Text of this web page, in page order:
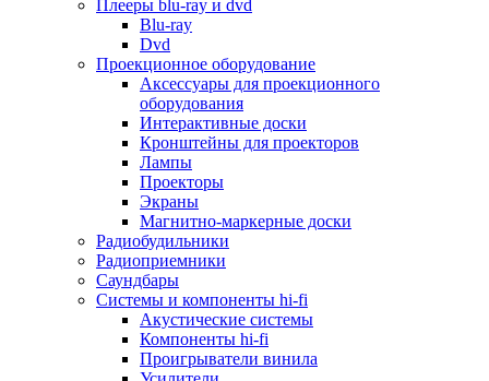
Дополнительные принадлежности
Телевизоры и аксессуары
Телевизоры
Аксессуары для телевизоров
Комплекты спутникового тв
Кронштейны и подставки для тв
Приставки smart box
Прочие аксессуары для тв
Пульты ду
Тв антенны
Цифровые тв ресиверы
Профессиональные панели
Смартфоны и планшеты
Смартфоны
Планшетные устройства
Смарт-часы
Сотовые телефоны
Планшеты для рисования
Электронные книги
Плееры blu-ray и dvd
Blu-ray
Dvd
Проекционное оборудование
Аксессуары для проекционного
оборудования
Интерактивные доски
Кронштейны для проекторов
Лампы
Проекторы
Экраны
Магнитно-маркерные доски
Радиобудильники
Радиоприемники
Саундбары
Системы и компоненты hi-fi
Акустические системы
Компоненты hi-fi
Проигрыватели винила